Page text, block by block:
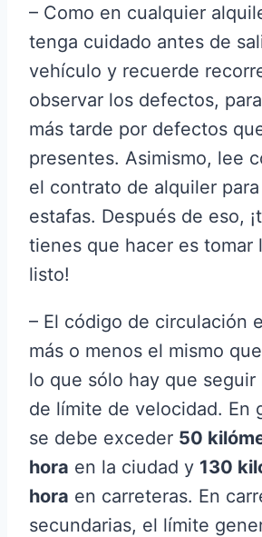
– Como en cualquier
tenga cuidado antes de
vehículo y recuerde
observar los defectos,
más tarde por defectos
presentes. Asimismo, lee
el contrato de alquiler
estafas. Después de eso,
tienes que hacer es tomar
listo!
– El código de circulación
más o menos el mismo
lo que sólo hay que seguir
de límite de velocidad. En
se debe exceder 50
hora en la ciudad y 130
hora en carreteras. En
secundarias, el límite